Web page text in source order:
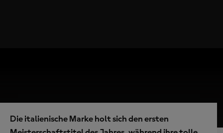
Die italienische Marke holt sich den ersten